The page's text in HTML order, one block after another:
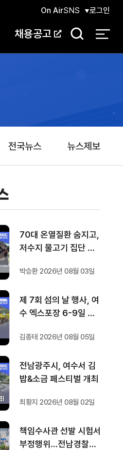
채용공고
On AirSNS 로그인
검
전국뉴스 뉴스제보
70대 온열질환 숨지고,
저수지 물고기 집단 폐
박승환 2026년 08월 03일
제 7회 섬의 날 행사, 여
수 엑스포장 6-9일 개
김종태 2026년 08월 05일
전남광주시, 여수서 김
밥&소금 페스티벌 개최
최황지 2026년 08월 02일
책임수사관 선발 시험서
부정행위…전남경찰청